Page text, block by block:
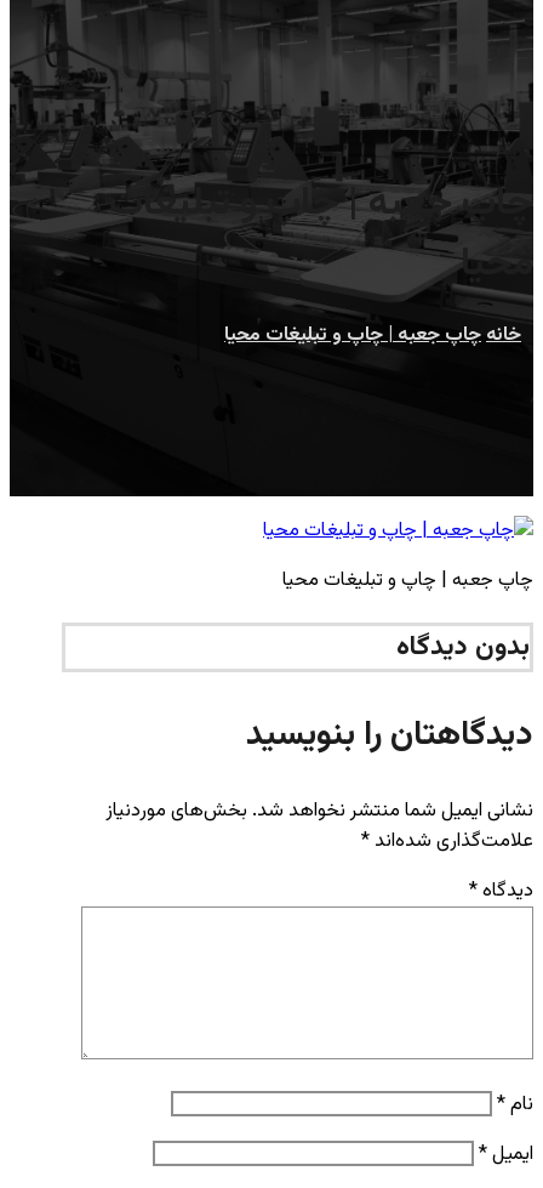
چاپ جعبه | چاپ و تبلیغات
محیا
خانهچاپ جعبه | چاپ و تبلیغات محیا
چاپ جعبه | چاپ و تبلیغات محیا
بدون دیدگاه
دیدگاهتان را بنویسید
نشانی ایمیل شما منتشر نخواهد شد. بخش‌های موردنیاز
علامت‌گذاری شده‌اند *
دیدگاه*
نام*
ایمیل*